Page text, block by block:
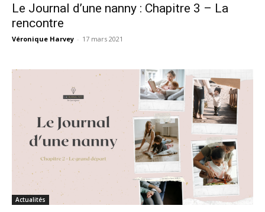
Le Journal d’une nanny : Chapitre 3 – La
rencontre
Véronique Harvey - 17 mars 2021
Actualités